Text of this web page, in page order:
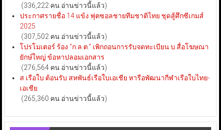
(336,222 คน อ่านข่าวนี้แล้ว)
ประกาศรายชื่อ 14 แข้ง ฟุตซอลชายทีมชาติไทย ชุดสู้ศึกซีเกมส์
2025
(307,502 คน อ่านข่าวนี้แล้ว)
โปรโมเตอร์ ร้อง “ก.ล.ต.” เพิกถอนการรับจดทะเบียน บ.สื่อโฆษณา
ยักษ์ใหญ่ ข้อหาปลอมเอกสาร
(276,564 คน อ่านข่าวนี้แล้ว)
ส.เรือใบ ต้อนรับ สหพันธ์เรือใบเอเชีย หารือพัฒนากีฬาเรือใบไทย-
เอเชีย
(265,360 คน อ่านข่าวนี้แล้ว)